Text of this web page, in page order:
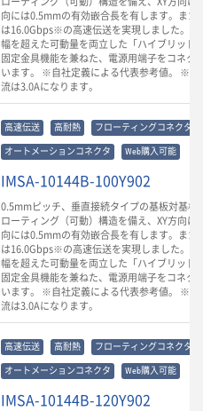
向には0.5mmの有効嵌合長を有します。また
は16.0Gbps※の高速伝送を実現しました。高
幅を超えた可動量を両立した「ハイブリッド
固定金具機能を兼ねた、電源用端子をコネク
います。 ※自社定義による代表参考値。 ※
流は3.0Aになります。
高速伝送 高耐熱 フローティングコネクタ
オートメーションコネクタ Web購入可能
IMSA-10144B-100Y902
0.5mmピッチ、垂直接続タイプの基板対基板
ローティング（可動）構造を備え、XY方向に
向には0.5mmの有効嵌合長を有します。また
は16.0Gbps※の高速伝送を実現しました。高
幅を超えた可動量を両立した「ハイブリッド
固定金具機能を兼ねた、電源用端子をコネク
います。 ※自社定義による代表参考値。 ※
流は3.0Aになります。
高速伝送 高耐熱 フローティングコネクタ
オートメーションコネクタ Web購入可能
IMSA-10144B-120Y902